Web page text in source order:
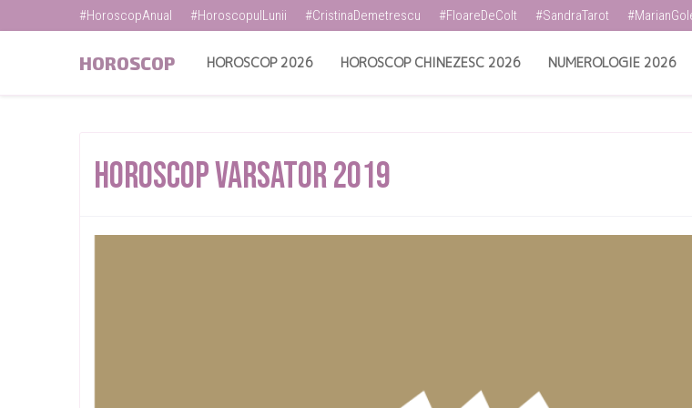
#HoroscopAnual #HoroscopulLunii #CristinaDemetrescu #FloareDeColt #SandraTarot
HOROSCOP HOROSCOP 2026 HOROSCOP CHINEZESC 2026 NUMEROLOGIE 2026
Horoscop Varsator 2019